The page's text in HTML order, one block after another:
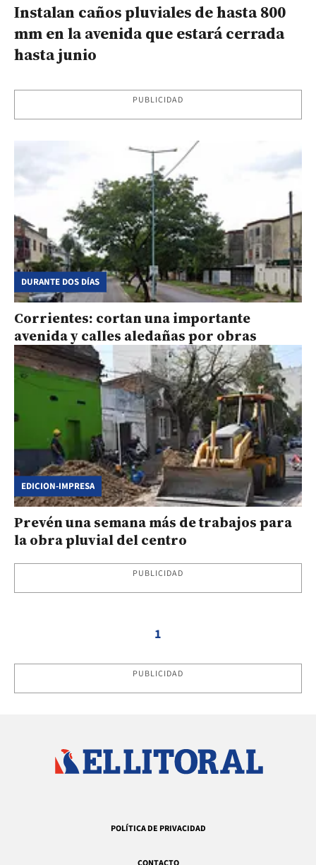
Instalan caños pluviales de hasta 800
mm en la avenida que estará cerrada
hasta junio
PUBLICIDAD
DURANTE DOS DÍAS
Corrientes: cortan una importante
avenida y calles aledañas por obras
EDICION-IMPRESA
Prevén una semana más de trabajos para
la obra pluvial del centro
PUBLICIDAD
1
PUBLICIDAD
POLÍTICA DE PRIVACIDAD